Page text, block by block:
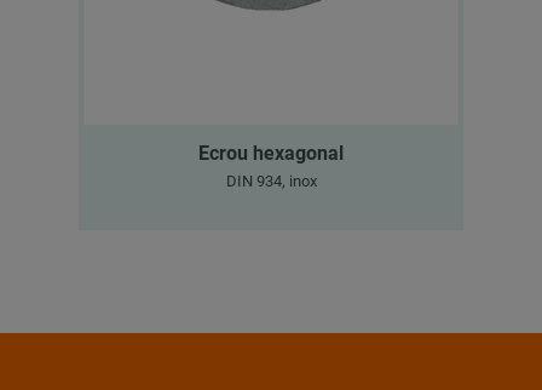
Ecrou hexagonal
DIN 934, inox